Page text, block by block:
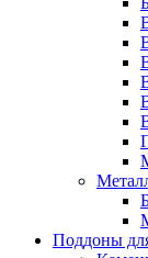
Поддоны